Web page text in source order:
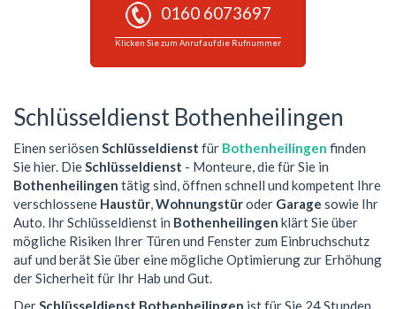
0160 6073697
Klicken Sie zum Anruf auf die Rufnummer
Schlüsseldienst Bothenheilingen
Einen seriösen Schlüsseldienst für Bothenheilingen finden
Sie hier. DieSchlüsseldienst - Monteure, die für Sie in
Bothenheilingen tätig sind, öffnen schnell und kompetent Ihre
verschlossene Haustür,Wohnungstüroder Garage sowie Ihr
Auto. Ihr Schlüsseldienst in Bothenheilingen klärt Sie über
mögliche Risiken Ihrer Türen und Fenster zum Einbruchschutz
auf und berät Sie über eine mögliche Optimierung zur Erhöhung
der Sicherheit für Ihr Hab und Gut.
DerSchlüsseldienst Bothenheilingen ist für Sie 24 Stunden